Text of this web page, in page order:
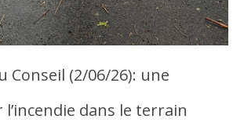
Conseil (2/06/26): une
dans le terrain